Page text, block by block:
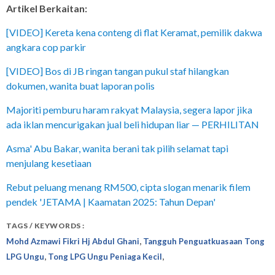
Artikel Berkaitan:
[VIDEO] Kereta kena conteng di flat Keramat, pemilik dakwa
angkara cop parkir
[VIDEO] Bos di JB ringan tangan pukul staf hilangkan
dokumen, wanita buat laporan polis
Majoriti pemburu haram rakyat Malaysia, segera lapor jika
ada iklan mencurigakan jual beli hidupan liar — PERHILITAN
Asma' Abu Bakar, wanita berani tak pilih selamat tapi
menjulang kesetiaan
Rebut peluang menang RM500, cipta slogan menarik filem
pendek 'JETAMA | Kaamatan 2025: Tahun Depan'
TAGS / KEYWORDS :
Mohd Azmawi Fikri Hj Abdul Ghani, Tangguh Penguatkuasaan Tong
LPG Ungu, Tong LPG Ungu Peniaga Kecil,